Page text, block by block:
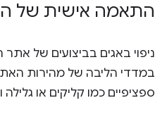
התאמה אישית של
ניפוי באגים בביצועים של
במדדי הליבה של מהירות
ספציפיים כמו קליקים או